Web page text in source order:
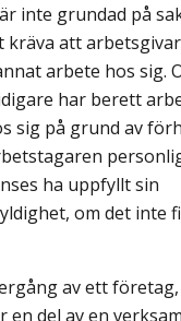
inte grundad på
kräva att
arbete hos sig.
har berett
sig på grund av
ha uppfyllt sin
om det inte
av ett
en del av en